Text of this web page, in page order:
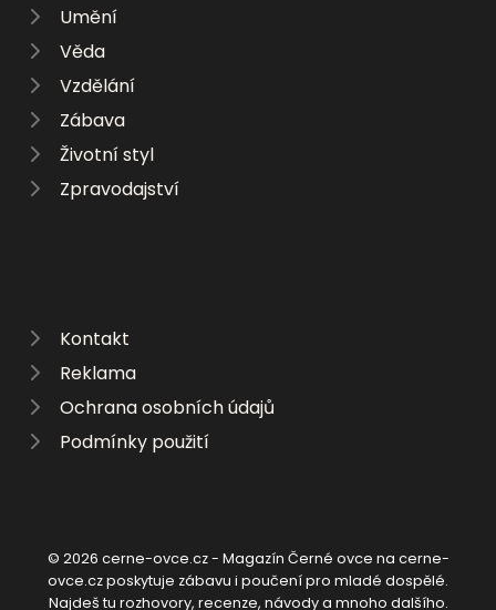
Umění
Věda
Vzdělání
Zábava
Životní styl
Zpravodajství
Kontakt
Reklama
Ochrana osobních údajů
Podmínky použití
© 2026 cerne-ovce.cz - Magazín Černé ovce na cerne-
ovce.cz poskytuje zábavu i poučení pro mladé dospělé.
Najdeš tu rozhovory, recenze, návody a mnoho dalšího.